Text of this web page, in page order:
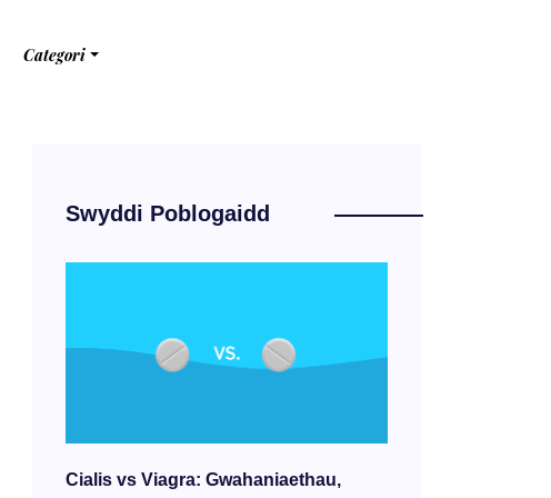
Categori
Swyddi Poblogaidd
Cialis vs Viagra: Gwahaniaethau,